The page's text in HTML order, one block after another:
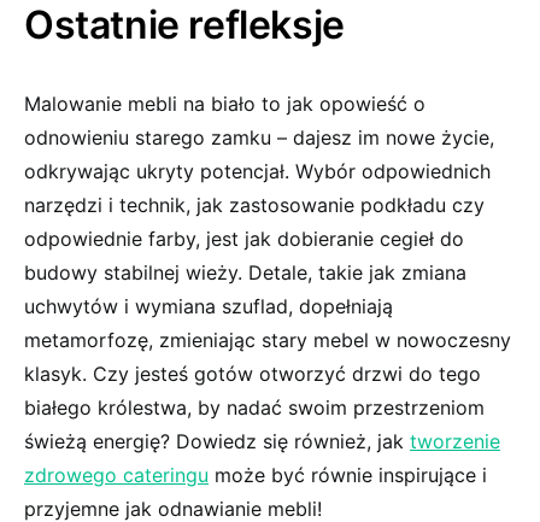
Ostatnie refleksje
Malowanie mebli na biało to jak opowieść o
odnowieniu starego zamku – dajesz im nowe życie,
odkrywając ukryty potencjał. Wybór odpowiednich
narzędzi i technik, jak ⁢zastosowanie podkładu czy
odpowiednie farby, jest jak dobieranie cegieł do
budowy stabilnej wieży. Detale, takie jak zmiana
uchwytów i wymiana szuflad, dopełniają
metamorfozę, zmieniając stary mebel w nowoczesny
klasyk. Czy jesteś gotów otworzyć‍ drzwi do ​tego​
białego ‌królestwa, by nadać swoim przestrzeniom
⁤świeżą energię?⁤ Dowiedz się również, jak tworzenie
zdrowego cateringu może być ​równie inspirujące i
przyjemne jak odnawianie mebli!